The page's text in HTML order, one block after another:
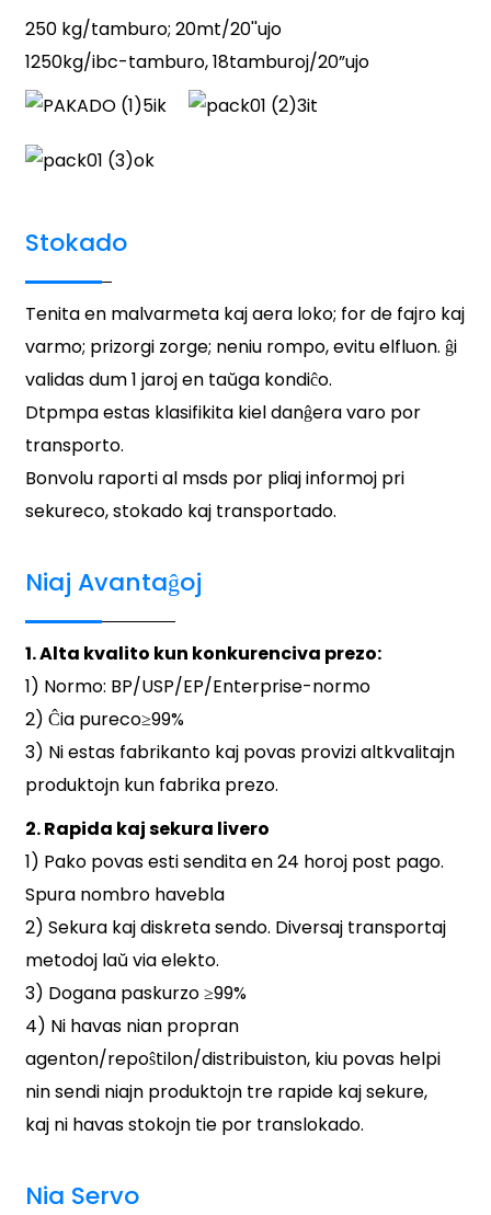
250 kg/tamburo; 20mt/20''ujo
1250kg/ibc-tamburo, 18tamburoj/20”ujo
Stokado
Tenita en malvarmeta kaj aera loko; for de fajro kaj
varmo; prizorgi zorge; neniu rompo, evitu elfluon. ĝi
validas dum 1 jaroj en taŭga kondiĉo.
Dtpmpa estas klasifikita kiel danĝera varo por
transporto.
Bonvolu raporti al msds por pliaj informoj pri
sekureco, stokado kaj transportado.
Niaj Avantaĝoj
1. Alta kvalito kun konkurenciva prezo:
1) Normo: BP/USP/EP/Enterprise-normo
2) Ĉia pureco≥99%
3) Ni estas fabrikanto kaj povas provizi altkvalitajn
produktojn kun fabrika prezo.
2. Rapida kaj sekura livero
1) Pako povas esti sendita en 24 horoj post pago.
Spura nombro havebla
2) Sekura kaj diskreta sendo. Diversaj transportaj
metodoj laŭ via elekto.
3) Dogana paskurzo ≥99%
4) Ni havas nian propran
agenton/repoŝtilon/distribuiston, kiu povas helpi
nin sendi niajn produktojn tre rapide kaj sekure,
kaj ni havas stokojn tie por translokado.
Nia Servo